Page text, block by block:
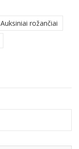
Auksiniai rožančiai